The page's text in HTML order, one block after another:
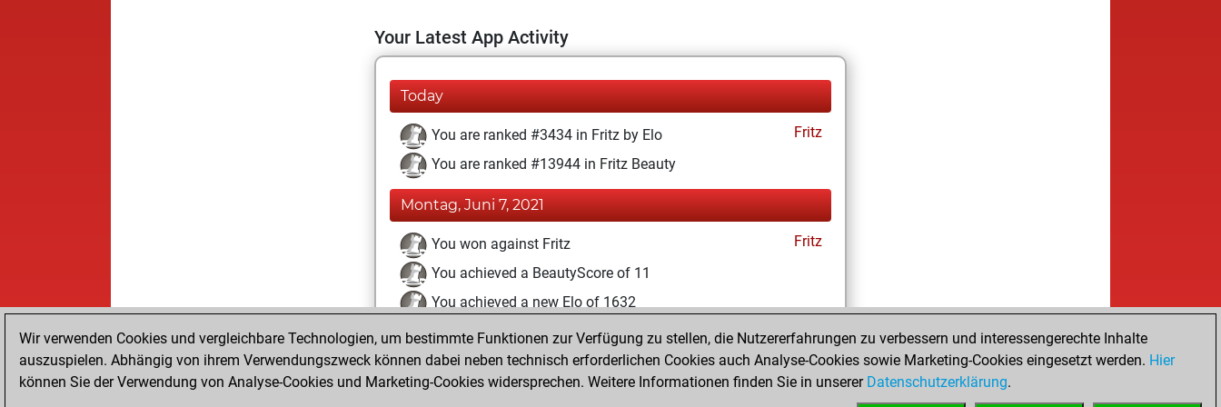
Your Latest App Activity
Today
You are ranked #3434 in Fritz by Elo
Fritz
You are ranked #13944 in Fritz Beauty
Montag, Juni 7, 2021
You won against Fritz
Fritz
You achieved a BeautyScore of 11
You achieved a new Elo of 1632
Samstag, Februar 27, 2021
You created your Fritz account Fritz
Wir verwenden Cookies und vergleichbare Technologien, um bestimmte Funktionen zur Verfügung zu stellen, die Nutzererfahrungen zu verbessern und interessengerechte Inhalte
auszuspielen. Abhängig von ihrem Verwendungszweck können dabei neben technisch erforderlichen Cookies auch Analyse-Cookies sowie Marketing-Cookies eingesetzt werden. Hier
können Sie der Verwendung von Analyse-Cookies und Marketing-Cookies widersprechen. Weitere Informationen finden Sie in unserer Datenschutzerklärung.